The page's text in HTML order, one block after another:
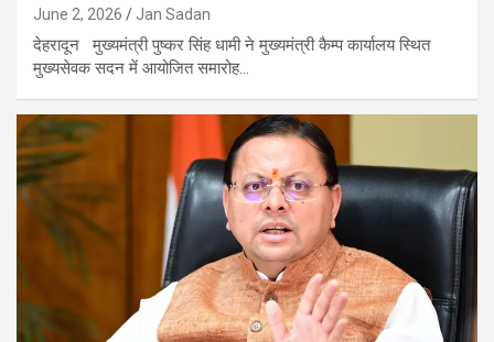
June 2, 2026 Jan Sadan
देहरादून मुख्यमंत्री पुष्कर सिंह धामी ने मुख्यमंत्री कैम्प कार्यालय स्थित
मुख्यसेवक सदन में आयोजित समारोह…